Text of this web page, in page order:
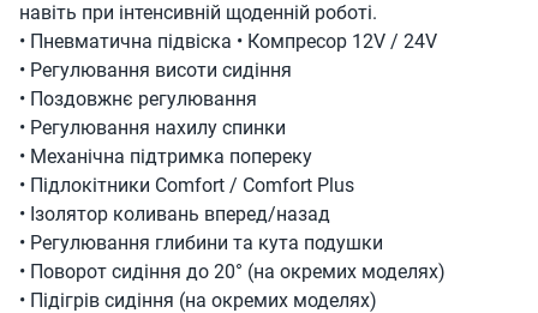
навіть при інтенсивній щоденній роботі.
• Пневматична підвіска • Компресор 12V / 24V
• Регулювання висоти сидіння
• Поздовжнє регулювання
• Регулювання нахилу спинки
• Механічна підтримка попереку
• Підлокітники Comfort / Comfort Plus
• Ізолятор коливань вперед/назад
• Регулювання глибини та кута подушки
• Поворот сидіння до 20° (на окремих моделях)
• Підігрів сидіння (на окремих моделях)